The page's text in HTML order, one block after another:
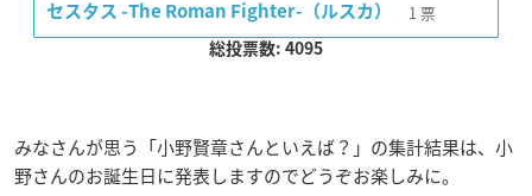
セスタス -The Roman Fighter-（ルスカ） 1 票
総投票数: 4095
みなさんが思う「小野賢章さんといえば？」の集計結果は、小
野さんのお誕生日に発表しますのでどうぞお楽しみに。